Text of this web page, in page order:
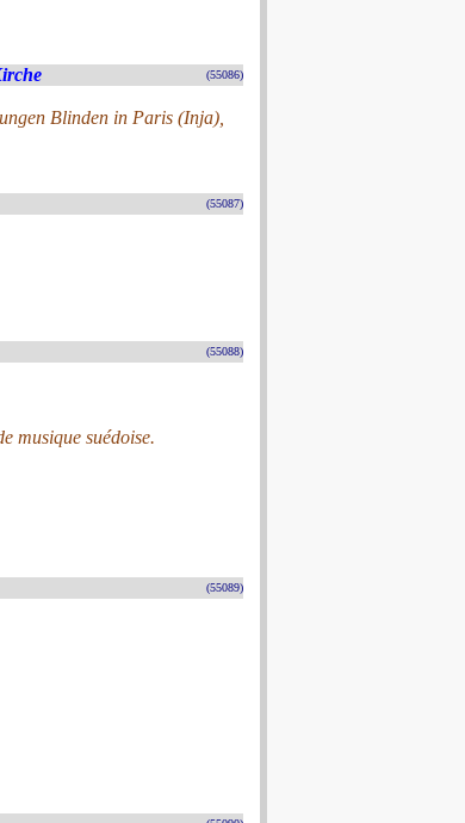
(55086)
Blinden in Paris (Inja),
(55087)
(55088)
musique suédoise.
(55089)